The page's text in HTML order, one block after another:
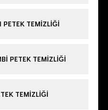
PETEK TEMIZLIĞI
PETEK TEMIZLIĞI
TEMIZLIĞI